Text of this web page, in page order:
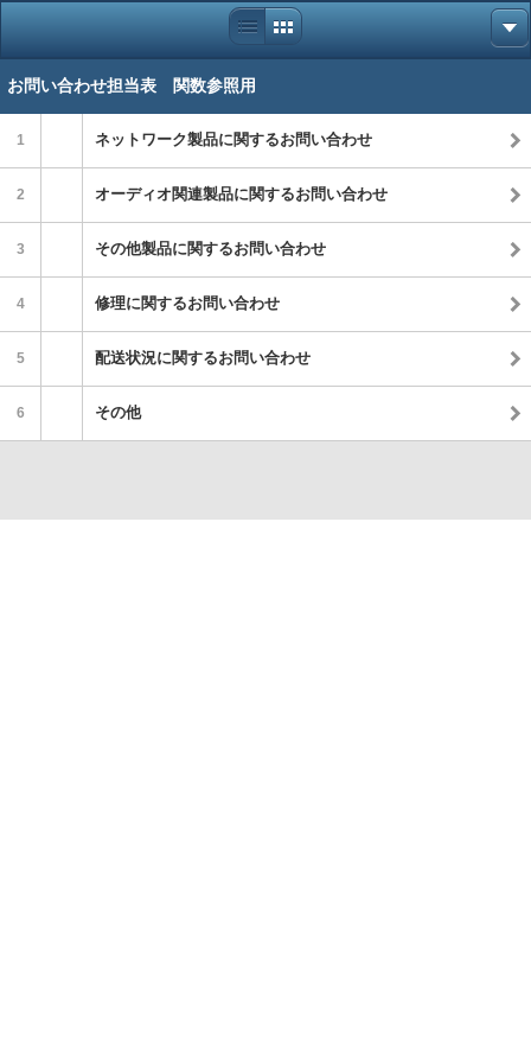
お問い合わせ担当表 関数参照用
1 ネットワーク製品に関するお問い合わせ
2 オーディオ関連製品に関するお問い合わせ
3 その他製品に関するお問い合わせ
4 修理に関するお問い合わせ
5 配送状況に関するお問い合わせ
6 その他